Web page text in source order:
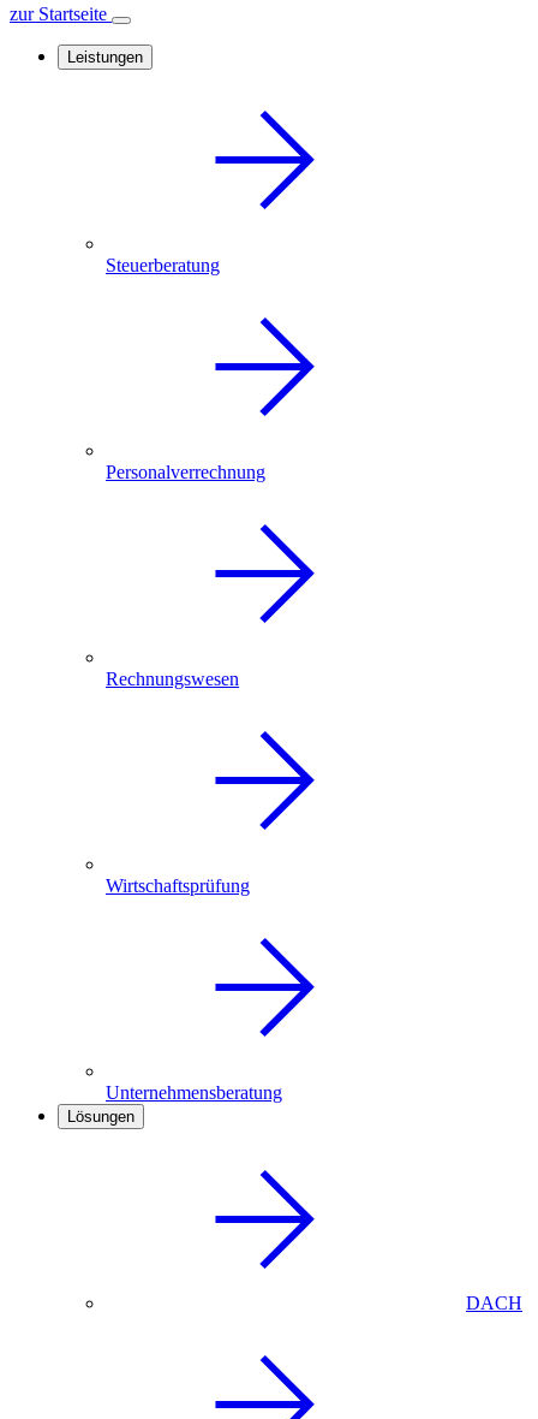
zur Startseite
Leistungen
Steuerberatung
Personalverrechnung
Rechnungswesen
Wirtschaftsprüfung
Unternehmensberatung
Lösungen
DACH